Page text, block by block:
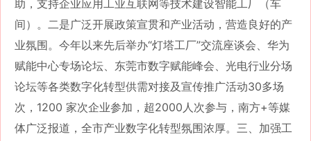
助，支持企业应用工业互联网等技术建设智能工厂（车
间）。二是广泛开展政策宣贯和产业活动，营造良好的产
业氛围。今年以来先后举办“灯塔工厂”交流座谈会、华为
赋能中心专场论坛、东莞市数字赋能峰会、光电行业分场
论坛等各类数字化转型供需对接及宣传推广活动30多场
次，1200 家次企业参加，超2000人次参与，南方+等媒
体广泛报道，全市产业数字化转型氛围浓厚。三、加强工